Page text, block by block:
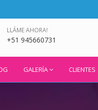
LLÁME AHORA!
+51 945660731
GALERÍA CLIENTES